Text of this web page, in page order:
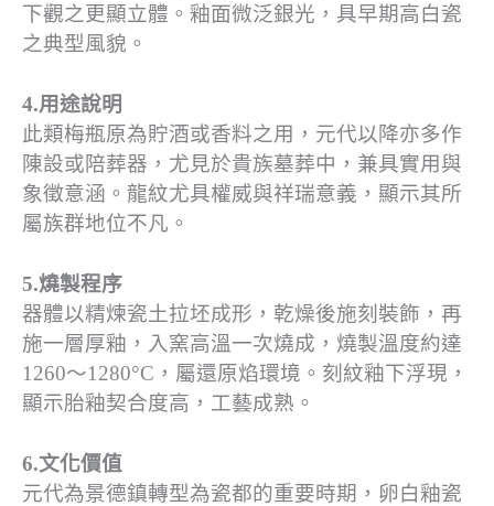
下觀之更顯立體。釉面微泛銀光，具早期高白瓷
之典型風貌。
4.用途說明
此類梅瓶原為貯酒或香料之用，元代以降亦多作
陳設或陪葬器，尤見於貴族墓葬中，兼具實用與
象徵意涵。龍紋尤具權威與祥瑞意義，顯示其所
屬族群地位不凡。
5.燒製程序
器體以精煉瓷土拉坯成形，乾燥後施刻裝飾，再
施一層厚釉，入窯高溫一次燒成，燒製溫度約達
1260～1280°C，屬還原焰環境。刻紋釉下浮現，
顯示胎釉契合度高，工藝成熟。
6.文化價值
元代為景德鎮轉型為瓷都的重要時期，卵白釉瓷